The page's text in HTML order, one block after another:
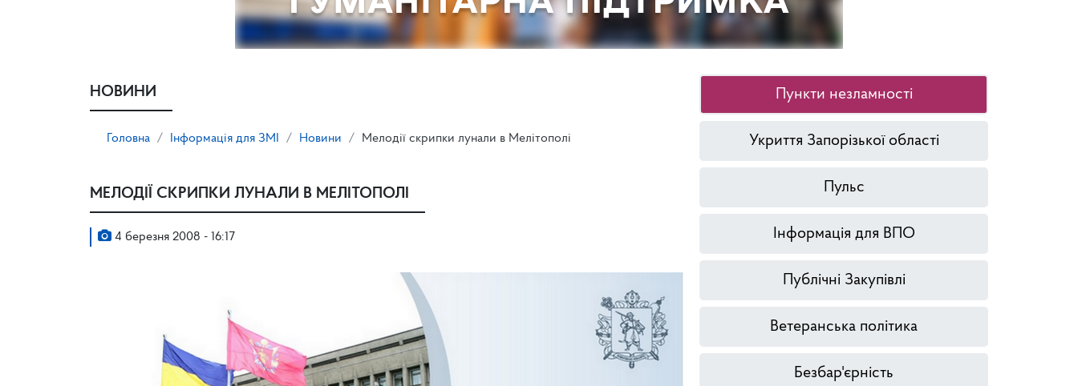
НОВИНИ
Головна Інформація для ЗМІ Новини Мелодії скрипки лунали в Мелітополі
МЕЛОДІЇ СКРИПКИ ЛУНАЛИ В МЕЛІТОПОЛІ
4 березня 2008 - 16:17
Пункти незламності
Укриття Запорізької області
Пульс
Інформація для ВПО
Публічні Закупівлі
Ветеранська політика
Безбар'єрність